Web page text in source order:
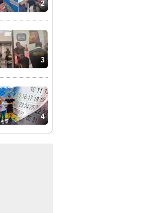
2
3
4